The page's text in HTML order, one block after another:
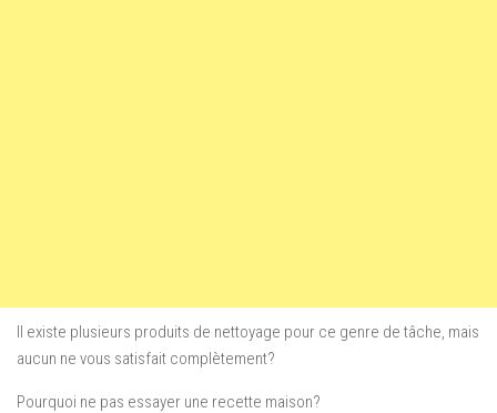
Il existe plusieurs produits de nettoyage pour ce genre de tâche, mais
aucun ne vous satisfait complètement?
Pourquoi ne pas essayer une recette maison?